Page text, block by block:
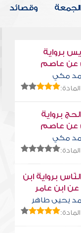
الجمعة
وقصائد
برواية
عاصم
مكي
برواية
عاصم
مكي
برواية ابن
ابن عامر
يحيى طاهر